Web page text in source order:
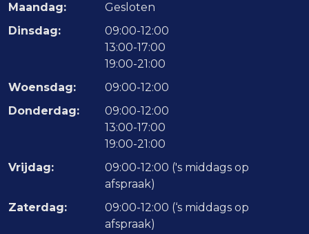
Maandag:
Gesloten
Dinsdag:
09:00-12:00
13:00-17:00
19:00-21:00
Woensdag:
09:00-12:00
Donderdag:
09:00-12:00
13:00-17:00
19:00-21:00
Vrijdag:
09:00-12:00 ('s middags op
afspraak)
Zaterdag:
09:00-12:00 (‘s middags op
afspraak)